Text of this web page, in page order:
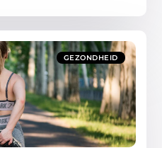
GEZONDHEID